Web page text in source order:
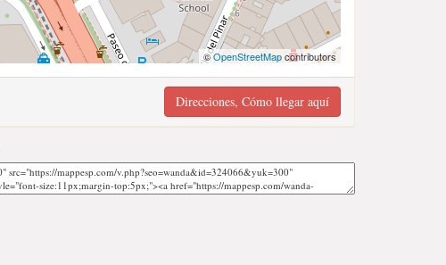
©OpenStreetMapcontributors
Direcciones, Cómo llegar aquí